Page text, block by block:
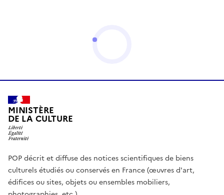
MINISTÈRE
DE LA CULTURE
POP décrit et diffuse des notices scientifiques de biens
culturels étudiés ou conservés en France (œuvres d'art,
édifices ou sites, objets ou ensembles mobiliers,